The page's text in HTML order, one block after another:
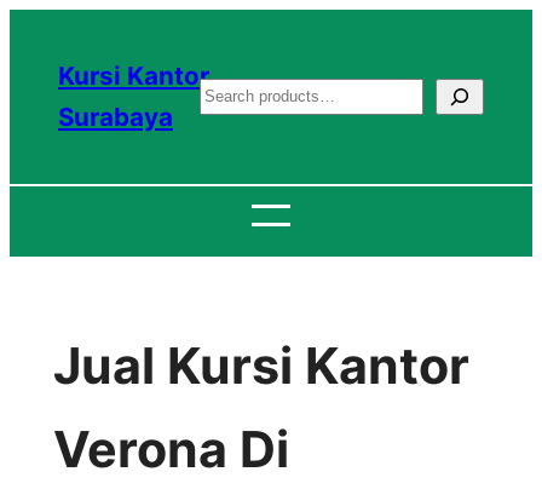
konten
Kursi Kantor
Surabaya
S
a
c
Jual Kursi Kantor
Verona Di